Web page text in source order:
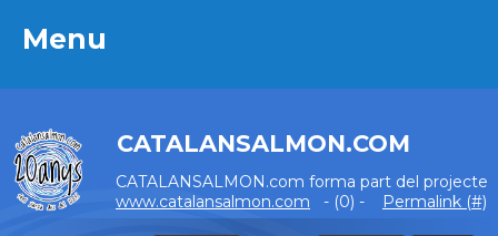
Menu
CATALANSALMON.COM
CATALANSALMON.com forma part del projecte
www.catalansalmon.com - (0) - Permalink (#)
Menu